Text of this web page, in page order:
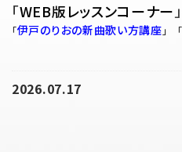
「WEB版レッスンコーナー
「伊戸のりおの新曲歌い方講座 」 「
2026.07.17